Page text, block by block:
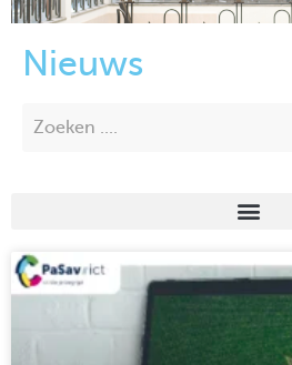
Nieuws